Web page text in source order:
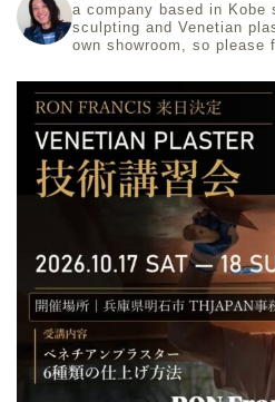
a company based in
sculpting and Venetian
own showroom, so